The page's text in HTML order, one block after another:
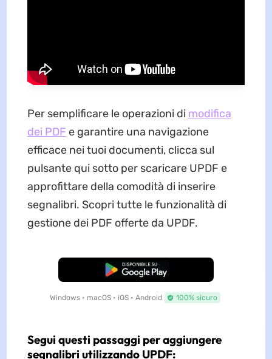
Per semplificare le operazioni di modifica
dei PDF e garantire una navigazione
efficace nei tuoi documenti, clicca sul
pulsante qui sotto per scaricare UPDF e
approfittare della comodità di inserire
segnalibri. Scopri tutte le funzionalità di
gestione dei PDF offerte da UPDF.
Download Gratis
Windows • macOS • iOS • Android 100% sicuro
Segui questi passaggi per aggiungere
segnalibri utilizzando UPDF: